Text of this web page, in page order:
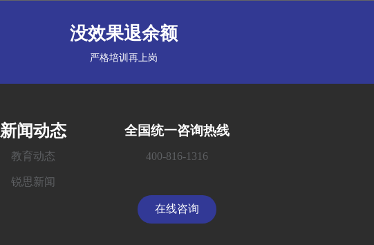
没效果退余额
严格培训再上岗
新闻动态
教育动态
锐思新闻
全国统一咨询热线
400-816-1316
在线咨询